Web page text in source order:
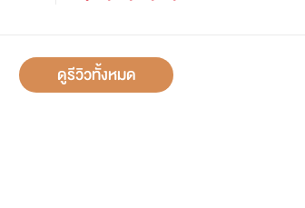
ดูรีวิวทั้งหมด